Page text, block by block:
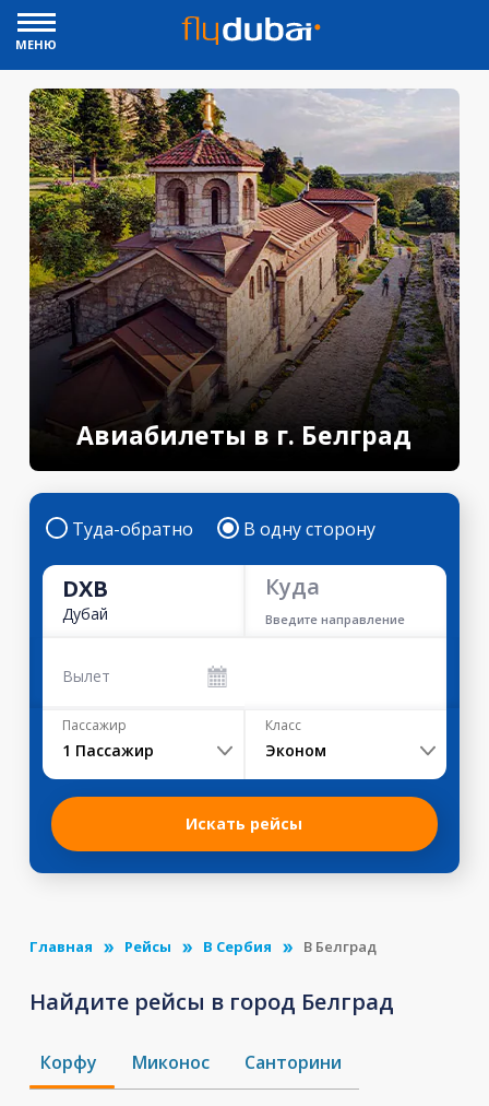
МЕНЮ
Авиабилеты в г. Белград
Туда-обратно В одну сторону
DXB
Дубай
Куда
Введите направление
Вылет
Пассажир
1 Пассажир
Класс
Эконом
Искать рейсы
Главная Рейсы В Сербия В Белград
Найдите рейсы в город Белград
Корфу Миконос Санторини